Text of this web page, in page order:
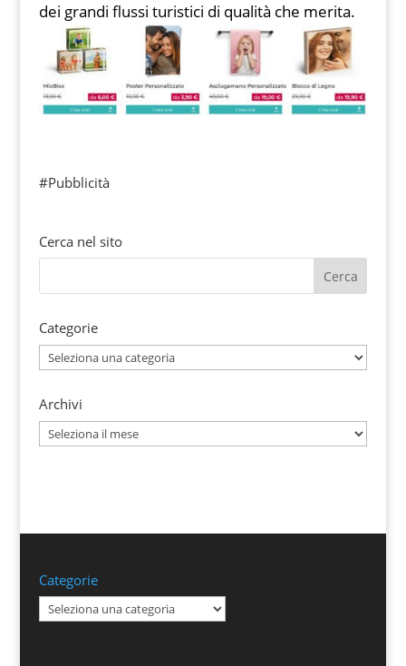
dei grandi flussi turistici di qualità che merita.
#Pubblicità
Cerca nel sito
Categorie
Categorie
Archivi
Archivi
Categorie
Categorie